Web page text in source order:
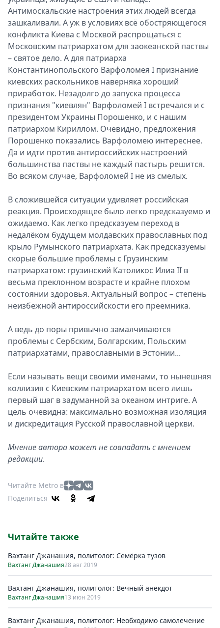
Антимоскальские настроения этих людей всегда
зашкаливали. А уж в условиях всё обостряющегося
конфликта Киева с Москвой распрощаться с
Московским патриархатом для заокеанской паствы
– святое дело. А для патриарха
Константинопольского Варфоломея I признание
киевских раскольников наверняка хороший
приработок. Незадолго до запуска процесса
признания "киевлян" Варфоломей I встречался и с
президентом Украины Порошенко, и с нашим
патриархом Кириллом. Очевидно, предложения
Порошенко показались Варфоломею интереснее.
Да и идти против антироссийских настроений
большинства паствы не каждый пастырь решится.
Во всяком случае, Варфоломей I не из смелых.
В сложившейся ситуации удивляет российская
реакция. Происходящее было легко предсказуемо и
ожидаемо. Как легко предсказуем переход в
недалёком будущем молдавских православных под
крыло Румынского патриархата. Как предсказуемы
скорые большие проблемы с Грузинским
патриархатом: грузинский Католикос Илиа II в
весьма преклонном возрасте и крайне плохом
состоянии здоровья. Актуальный вопрос – степень
неизбежной антироссийскости его преемника.
А ведь до поры привычно замалчиваются
проблемы с Сербским, Болгарским, Польским
патриархатами, православными в Эстонии...
Если называть вещи своими именами, то нынешняя
коллизия с Киевским патриархатом всего лишь
первый шаг в задуманной за океаном интриге. А
цель очевидна: максимально возможная изоляция
и дискредитация Русской православной церкви.
Мнение автора может не совпадать с мнением
редакции.
Читайте Metro в
Поделиться
Читайте также
Вахтанг Джанашия, политолог: Семёрка тузов
Вахтанг Джанашия28 авг 2019
Вахтанг Джанашия, политолог: Вечный анекдот
Вахтанг Джанашия13 июн 2019
Вахтанг Джанашия, политолог: Необходимо самолечение